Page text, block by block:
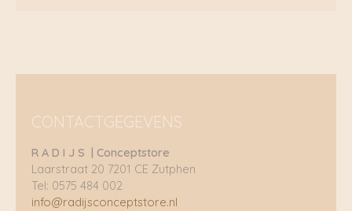
CONTACTGEGEVENS
R A D I J S | Conceptstore
Laarstraat 20 7201 CE Zutphen
Tel: 0575 484 002
info@radijsconceptstore.nl